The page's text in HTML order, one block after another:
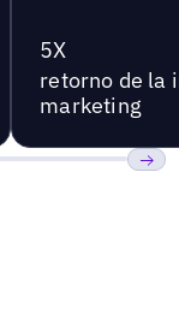
5X
retorno de la
marketing